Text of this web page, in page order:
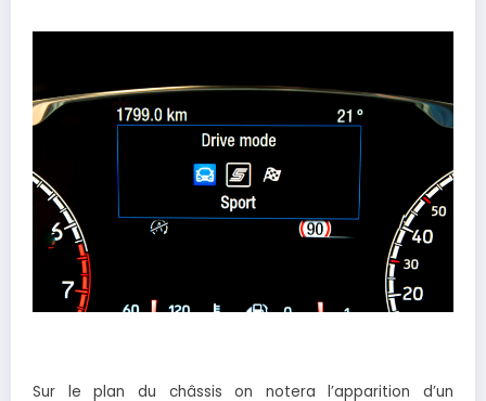
Sur le plan du châssis on notera l’apparition d’un